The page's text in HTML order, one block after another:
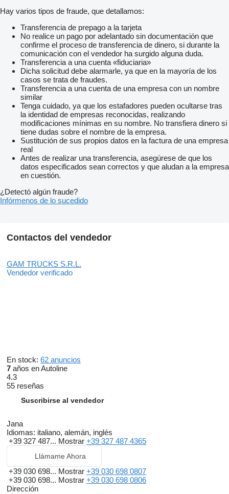
Hay varios tipos de fraude, que detallamos:
Transferencia de prepago a la tarjeta
No realice un pago por adelantado sin documentación que
confirme el proceso de transferencia de dinero, si durante la
comunicación con el vendedor ha surgido alguna duda.
Transferencia a una cuenta «fiduciaria»
Dicha solicitud debe alarmarle, ya que en la mayoría de los
casos se trata de fraudes.
Transferencia a una cuenta de una empresa con un nombre
similar
Tenga cuidado, ya que los estafadores pueden ocultarse tras
la identidad de empresas reconocidas, realizando
modificaciones mínimas en su nombre. No transfiera dinero si
tiene dudas sobre el nombre de la empresa.
Sustitución de sus propios datos en la factura de una empresa
real
Antes de realizar una transferencia, asegúrese de que los
datos especificados sean correctos y que aludan a la empresa
en cuestión.
¿Detectó algún fraude?
Infórmenos de lo sucedido
Contactos del vendedor
GAM TRUCKS S.R.L.
Vendedor verificado
En stock: 62 anuncios
7 años en Autoline
4.3
55 reseñas
Suscribirse al vendedor
Jana
Idiomas: italiano, alemán, inglés
+39 327 487... Mostrar +39 327 487 4365
Llámame Ahora
+39 030 698... Mostrar +39 030 698 0807
+39 030 698... Mostrar +39 030 698 0806
Dirección